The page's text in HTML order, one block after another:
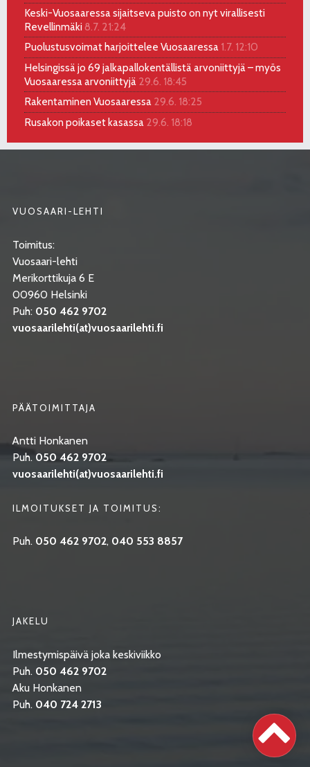
Keski-Vuosaaressa sijaitseva puisto on nyt virallisesti
Revellinmäki 8.7. 21:24
Puolustusvoimat harjoittelee Vuosaaressa 1.7. 12:10
Helsingissä jo 69 jalkapallokentällistä arvoniittyjä – myös
Vuosaaressa arvoniittyjä 29.6. 18:45
Rakentaminen Vuosaaressa 29.6. 18:25
Rusakon poikaset kasassa 29.6. 18:18
VUOSAARI-LEHTI
Toimitus:
Vuosaari-lehti
Merikorttikuja 6 E
00960 Helsinki
Puh: 050 462 9702
vuosaarilehti(at)vuosaarilehti.fi
PÄÄTOIMITTAJA
Antti Honkanen
Puh. 050 462 9702
vuosaarilehti(at)vuosaarilehti.fi
ILMOITUKSET JA TOIMITUS:
Puh. 050 462 9702, 040 553 8857
JAKELU
Ilmestymispäivä joka keskiviikko
Puh. 050 462 9702
Aku Honkanen
Puh. 040 724 2713